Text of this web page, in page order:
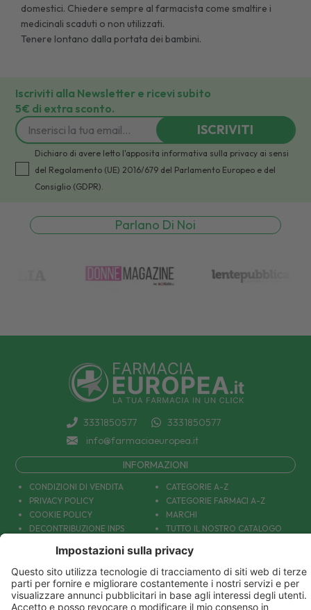
domestici. Chiedere sempre al farmacista come smaltire i
medicinali scaduti o non utilizzati.
Tenere lontano dalla portata dei bambini.
Iscriviti alla Newsletter e ricevi subito
5€ di extra sconto.
ISCRIVITI
Dichiaro di avere letto l'apposita informativa sulla privacy ai sensi
del Regolamento (UE) 2016/679 del Parlamento Europeo e del
Consiglio (GDPR).
Parlano Di Noi
3331850577
3331850577
info@farmaciaeuropea.it
INFORMAZIONI
CONDIZIONI DI VENDITA
PRIVACY POLICY
COOKIE POLICY
DECONTRIBUZIONE INPS
PAGAMENTI
COUPON E OFFERTE
PATOLOGIE: CAUSE E RIMEDI
CATEGORIE A-Z
CATEGORIE FARMACI A-Z
MARCHI
TUTTO IL NOSTRO CATALOGO
CONTATTACI